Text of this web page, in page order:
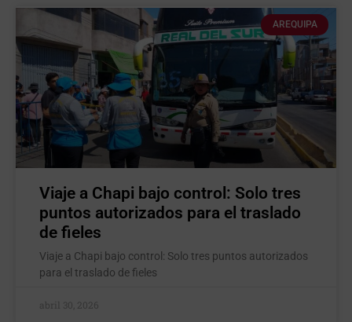
AREQUIPA
Viaje a Chapi bajo control: Solo tres
puntos autorizados para el traslado
de fieles
Viaje a Chapi bajo control: Solo tres puntos autorizados
para el traslado de fieles
abril 30, 2026